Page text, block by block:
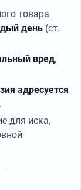
товара
день (ст.
вред,
адресуется
.
для иска,